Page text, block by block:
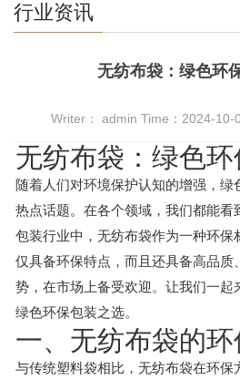
行业资讯
无纺布袋：绿色环
Writer： admin Time：2024-10-
无纺布袋：绿色
随着人们对环境保护认知的增强，绿
热点话题。在各个领域，我们都能看
包装行业中，无纺布袋作为一种环保
仅具备环保特点，而且还具备高品质
势，在市场上备受欢迎。让我们一起
绿色环保包装之选。
一、无纺布袋的环
与传统塑料袋相比，无纺布袋在环保